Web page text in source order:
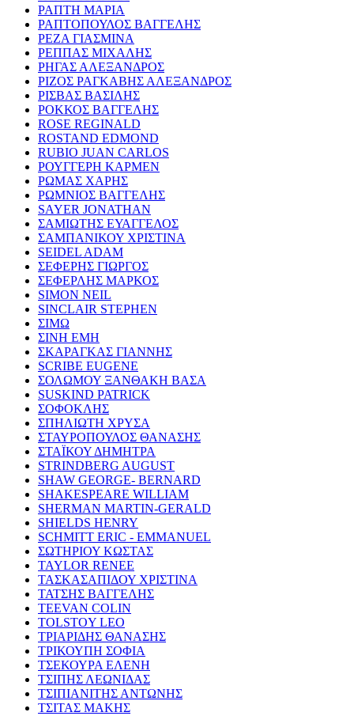
ΡΑΠΤΗ ΜΑΡΙΑ
ΡΑΠΤΟΠΟΥΛΟΣ ΒΑΓΓΕΛΗΣ
ΡΕΖΑ ΓΙΑΣΜΙΝΑ
ΡΕΠΠΑΣ ΜΙΧΑΛΗΣ
ΡΗΓΑΣ ΑΛΕΞΑΝΔΡΟΣ
ΡΙΖΟΣ ΡΑΓΚΑΒΗΣ ΑΛΕΞΑΝΔΡΟΣ
ΡΙΣΒΑΣ ΒΑΣΙΛΗΣ
ΡΟΚΚΟΣ ΒΑΓΓΕΛΗΣ
ROSE REGINALD
ROSTAND EDMOND
RUBIO JUAN CARLOS
ΡΟΥΓΓΕΡΗ ΚΑΡΜΕΝ
ΡΩΜΑΣ ΧΑΡΗΣ
ΡΩΜΝΙΟΣ ΒΑΓΓΕΛΗΣ
SAYER JONATHAN
ΣΑΜΙΩΤΗΣ ΕΥΑΓΓΕΛΟΣ
ΣΑΜΠΑΝΙΚΟΥ ΧΡΙΣΤΙΝΑ
SEIDEL ADAM
ΣΕΦΕΡΗΣ ΓΙΩΡΓΟΣ
ΣΕΦΕΡΛΗΣ ΜΑΡΚΟΣ
SIMON NEIL
SINCLAIR STEPHEN
ΣΙΜΩ
ΣΙΝΗ ΕΜΗ
ΣΚΑΡΑΓΚΑΣ ΓΙΑΝΝΗΣ
SCRIBE EUGENE
ΣΟΛΩΜΟΥ ΞΑΝΘΑΚΗ ΒΑΣΑ
SUSKIND PATRICK
ΣΟΦΟΚΛΗΣ
ΣΠΗΛΙΩΤΗ ΧΡΥΣΑ
ΣΤΑΥΡΟΠΟΥΛΟΣ ΘΑΝΑΣΗΣ
ΣΤΑΪΚΟΥ ΔΗΜΗΤΡΑ
STRINDBERG AUGUST
SHAW GEORGE- BERNARD
SHAKESPEARE WILLIAM
SHERMAN MARTIN-GERALD
SHIELDS HENRY
SCHMITT ERIC - EMMANUEL
ΣΩΤΗΡΙΟΥ ΚΩΣΤΑΣ
TAYLOR RENEE
ΤΑΣΚΑΣΑΠΙΔΟΥ ΧΡΙΣΤΙΝΑ
ΤΑΤΣΗΣ ΒΑΓΓΕΛΗΣ
TEEVAN COLIN
TOLSTOY LEO
ΤΡΙΑΡΙΔΗΣ ΘΑΝΑΣΗΣ
ΤΡΙΚΟΥΠΗ ΣΟΦΙΑ
ΤΣΕΚΟΥΡΑ ΕΛΕΝΗ
ΤΣΙΠΗΣ ΛΕΩΝΙΔΑΣ
ΤΣΙΠΙΑΝΙΤΗΣ ΑΝΤΩΝΗΣ
ΤΣΙΤΑΣ ΜΑΚΗΣ